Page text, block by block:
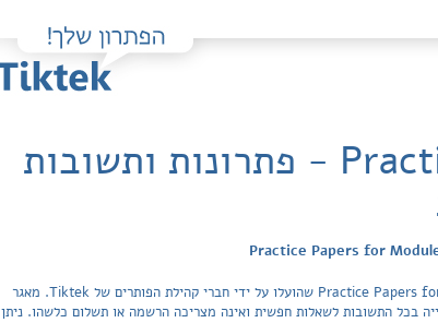
Practice Papers for Module C / ECB - פתרונות ותשובות
פה תוכלו למצוא בקלות ובחינם פתרונות מלאים ותשובות מפורטות לשאלות מהספר Practice Papers for Module C / ECB שהועלו על ידי חברי קהילת הפותרים של Tiktek. מאגר
מקצועות לימוד. הגישה לפתרונות והצפייה בכל התשובות לשאלות חפשית ואינה מצריכה הרשמה או תשלום כלשהו. ניתן